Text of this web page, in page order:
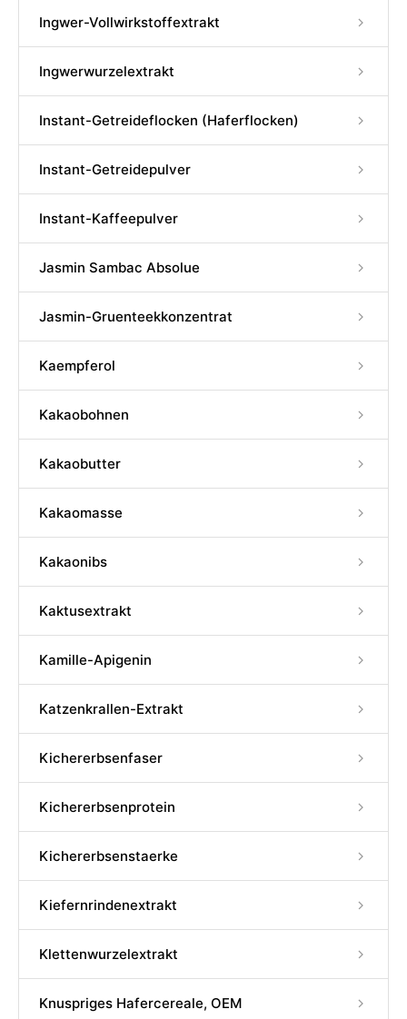
Ingwer-Vollwirkstoffextrakt
Ingwerwurzelextrakt
Instant-Getreideflocken (Haferflocken)
Instant-Getreidepulver
Instant-Kaffeepulver
Jasmin Sambac Absolue
Jasmin-Gruenteekkonzentrat
Kaempferol
Kakaobohnen
Kakaobutter
Kakaomasse
Kakaonibs
Kaktusextrakt
Kamille-Apigenin
Katzenkrallen-Extrakt
Kichererbsenfaser
Kichererbsenprotein
Kichererbsenstaerke
Kiefernrindenextrakt
Klettenwurzelextrakt
Knuspriges Hafercereale, OEM